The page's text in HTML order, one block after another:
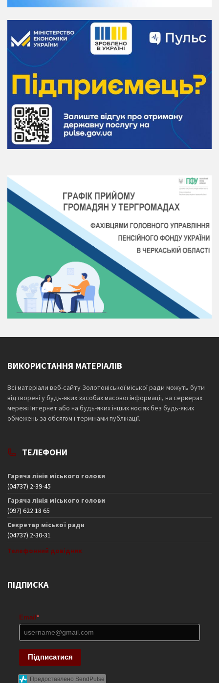
ВИКОРИСТАННЯ МАТЕРІАЛІВ
Всі матеріали веб-сайту Золотоніської міської ради можуть бути
відтворені у будь-яких засобах масової інформації, на серверах
мережі Інтернет або на будь-яких інших носіях без будь-яких
обмежень за обсягом і термінами публікації.
ТЕЛЕФОНИ
Гаряча лінія міського голови
(04737) 2-39-45
Гаряча лінія міського голови
(097) 622 18 65
Секретар міської ради
(04737) 2-30-31
Телефонний довідник
ПІДПИСКА
Email *
Підписатися
Предоставлено SendPulse